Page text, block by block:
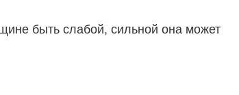
быть слабой, сильной она может